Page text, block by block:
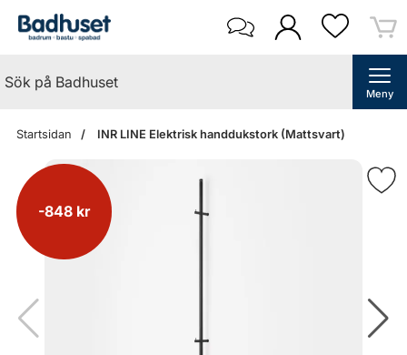
Meny
Startsidan INR LINE Elektrisk handdukstork (Mattsvart)
-848 kr